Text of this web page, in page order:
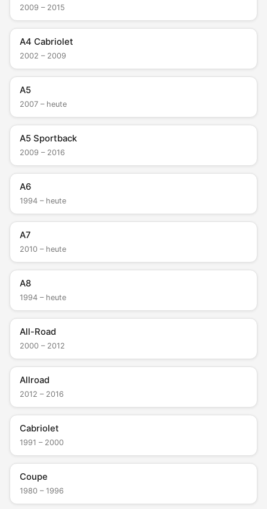
2009 – 2015
A4 Cabriolet
2002 – 2009
A5
2007 – heute
A5 Sportback
2009 – 2016
A6
1994 – heute
A7
2010 – heute
A8
1994 – heute
All-Road
2000 – 2012
Allroad
2012 – 2016
Cabriolet
1991 – 2000
Coupe
1980 – 1996